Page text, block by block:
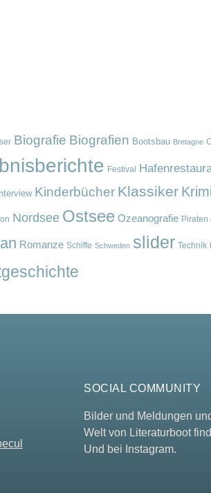
Biografie Biografien Bootsbau Bretagne
Festival
Kinderbücher Klassiker Krimi
Nordsee Ostsee Ozeanografie Piraten
Romanze Schiffe Schweden slider Technik
SOCIAL COMMUNITY
Bilder und Meldungen
Welt von Literaturboot
Und bei Instagram.